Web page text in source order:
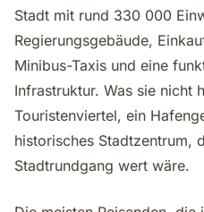
Stadt mit rund 330 000
Regierungsgebäude,
Minibus-Taxis und eine
Infrastruktur. Was sie nicht
Touristenviertel, ein
historisches Stadtzentrum,
Stadtrundgang wert wäre.